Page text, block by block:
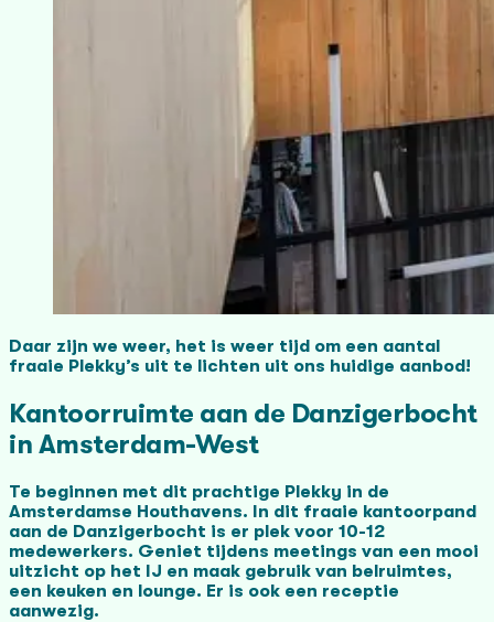
Daar zijn we weer, het is weer tijd om een aantal
fraaie Plekky’s uit te lichten uit ons huidige aanbod!
Kantoorruimte aan de Danzigerbocht
in Amsterdam-West
Te beginnen met dit prachtige Plekky in de
Amsterdamse Houthavens. In dit fraaie kantoorpand
aan de Danzigerbocht is er plek voor 10-12
medewerkers. Geniet tijdens meetings van een mooi
uitzicht op het IJ en maak gebruik van belruimtes,
een keuken en lounge. Er is ook een receptie
aanwezig.